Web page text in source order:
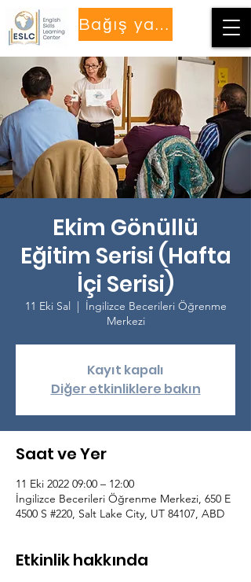
Bağış yapmak
Ekim Gönüllü
Eğitim Serisi (Hafta
İçi Serisi)
11 Eki Sal
  |
İngilizce Becerileri Öğrenme
Merkezi
Kayıt kapalı
Diğer etkinliklere bakın
Saat ve Yer
11 Eki 2022 09:00 – 12:00
İngilizce Becerileri Öğrenme Merkezi, 650 E
4500 S #220, Salt Lake City, UT 84107, ABD
Etkinlik hakkında